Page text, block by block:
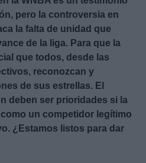
pero la controversia en
la falta de unidad que
de la liga. Para que la
que todos, desde las
reconozcan y
de sus estrellas. El
deben ser prioridades si la
un competidor legítimo
¿Estamos listos para dar